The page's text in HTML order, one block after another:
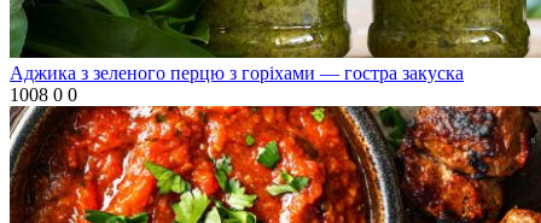
Аджика з зеленого перцю з горіхами — гостра закуска
1008 0 0